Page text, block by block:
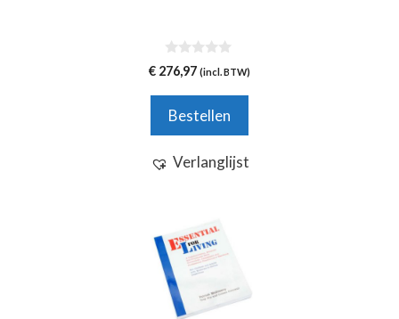
0
v
5
€ 276,97 (incl. BTW)
Bestellen
Verlanglijst